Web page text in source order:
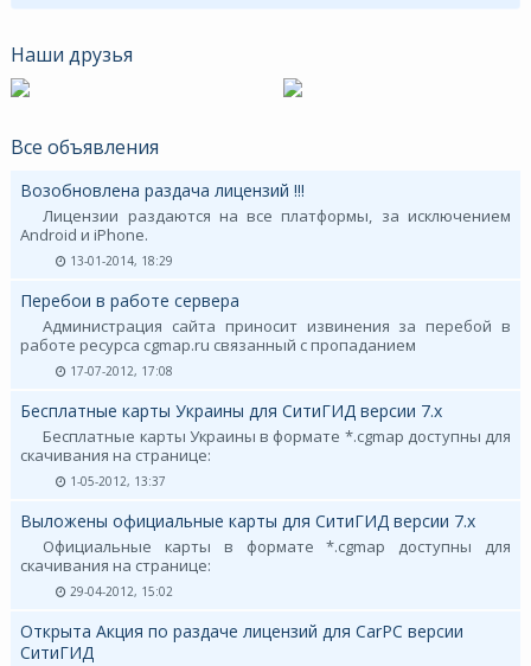
Наши друзья
Все объявления
Возобновлена раздача лицензий !!!
Лицензии раздаются на все платформы, за исключением
Android и iPhone.
13-01-2014, 18:29
Перебои в работе сервера
Администрация сайта приносит извинения за перебой в
работе ресурса cgmap.ru связанный с пропаданием
17-07-2012, 17:08
Бесплатные карты Украины для СитиГИД версии 7.х
Бесплатные карты Украины в формате *.cgmap доступны для
скачивания на странице:
1-05-2012, 13:37
Выложены официальные карты для СитиГИД версии 7.х
Официальные карты в формате *.cgmap доступны для
скачивания на странице:
29-04-2012, 15:02
Открыта Акция по раздаче лицензий для CarPC версии
СитиГИД